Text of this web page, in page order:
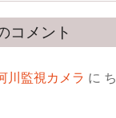
コメント
川監視カメラ に ち